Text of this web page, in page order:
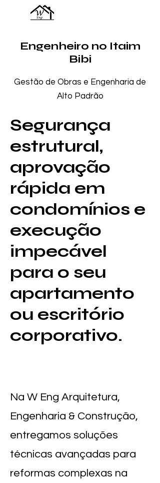
Engenheiro no Itaim
Bibi
Gestão de Obras e Engenharia de
Alto Padrão
Segurança
estrutural,
aprovação
rápida em
condomínios e
execução
impecável
para o seu
apartamento
ou escritório
corporativo.
Na W Eng Arquitetura,
Engenharia & Construção,
entregamos soluções
técnicas avançadas para
reformas complexas na